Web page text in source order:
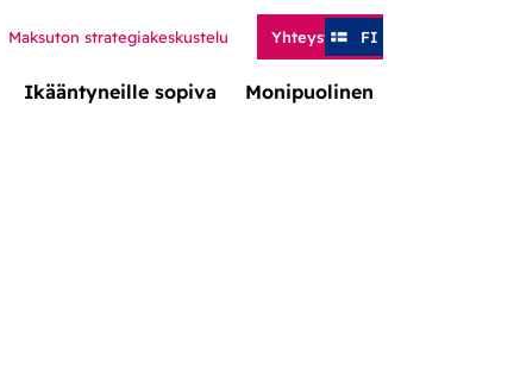
Ikääntyneille sopiva Monipuolinen
Maksuton strategiakeskustelu YhteystiedotFI